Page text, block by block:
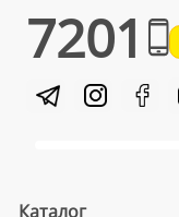
7201
Каталог